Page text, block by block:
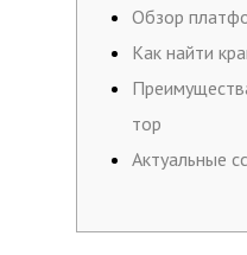
Обзор
Как найти
тор
Актуальные